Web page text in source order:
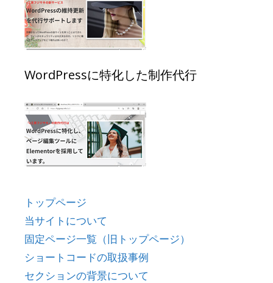
WordPressに特化した制作代行
トップページ
当サイトについて
固定ページ一覧（旧トップページ）
ショートコードの取扱事例
セクションの背景について